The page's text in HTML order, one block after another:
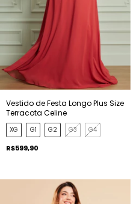
Vestido de Festa Longo Plus Size
Terracota Celine
XG G1 G2 G3 G4
R$599,90